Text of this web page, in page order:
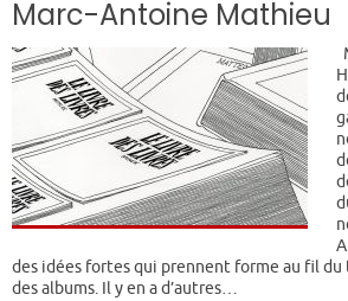
Marc-Antoine Mathieu
des idées fortes qui prennent forme au fil
des albums. Il y en a d’autres…